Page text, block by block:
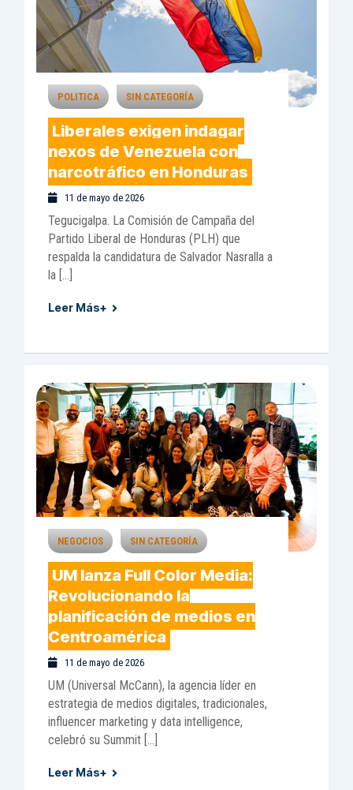
POLITICA SIN CATEGORÍA
Liberales exigen indagar
nexos de Venezuela con
narcotráfico en Honduras
11 de mayo de 2026
Tegucigalpa. La Comisión de Campaña del
Partido Liberal de Honduras (PLH) que
respalda la candidatura de Salvador Nasralla a
la […]
Leer Más+
NEGOCIOS SIN CATEGORÍA
UM lanza Full Color Media:
Revolucionando la
planificación de medios en
Centroamérica
11 de mayo de 2026
UM (Universal McCann), la agencia líder en
estrategia de medios digitales, tradicionales,
influencer marketing y data intelligence,
celebró su Summit […]
Leer Más+